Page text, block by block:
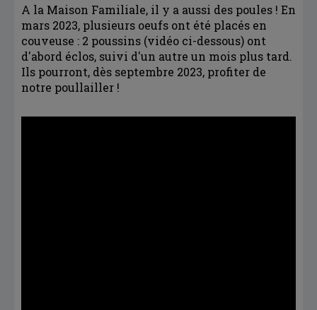
A la Maison Familiale, il y a aussi des poules ! En
mars 2023, plusieurs oeufs ont été placés en
couveuse : 2 poussins (vidéo ci-dessous) ont
d'abord éclos, suivi d'un autre un mois plus tard.
Ils pourront, dès septembre 2023, profiter de
notre poullailler !